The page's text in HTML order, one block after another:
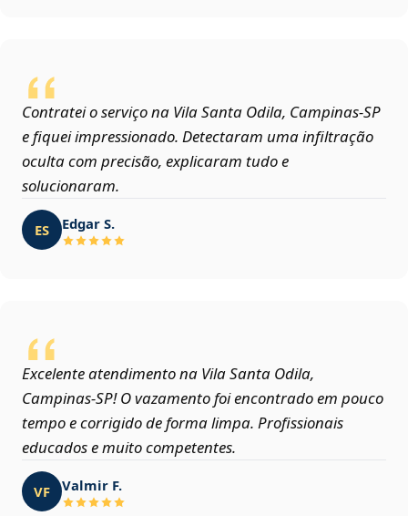
Contratei o serviço na Vila Santa Odila, Campinas‑SP
e fiquei impressionado. Detectaram uma infiltração
oculta com precisão, explicaram tudo e
solucionaram.
ES Edgar S.
Excelente atendimento na Vila Santa Odila,
Campinas‑SP! O vazamento foi encontrado em pouco
tempo e corrigido de forma limpa. Profissionais
educados e muito competentes.
VF Valmir F.